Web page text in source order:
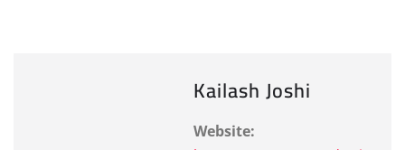
Kailash Joshi
Website: